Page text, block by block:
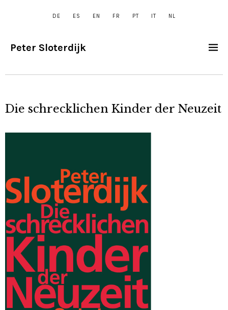
DE ES EN FR PT IT NL
Peter Sloterdijk
Die schrecklichen Kinder der Neuzeit